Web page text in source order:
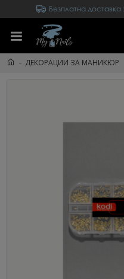
Безплатна доставка
ДЕКОРАЦИИ ЗА МАНИКЮР